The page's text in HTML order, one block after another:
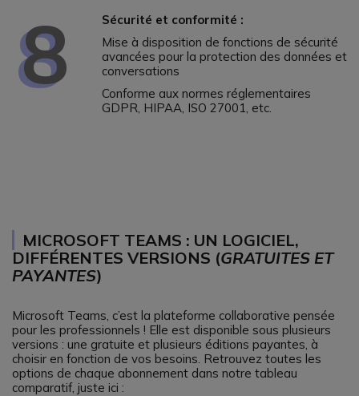
8
Sécurité et conformité :
Mise à disposition de fonctions de sécurité
avancées pour la protection des données et
conversations
Conforme aux normes réglementaires
GDPR, HIPAA, ISO 27001, etc.
MICROSOFT TEAMS : UN LOGICIEL,
DIFFÉRENTES VERSIONS (GRATUITES ET
PAYANTES)
Microsoft Teams, c’est la plateforme collaborative pensée
pour les professionnels ! Elle est disponible sous plusieurs
versions : une gratuite et plusieurs éditions payantes, à
choisir en fonction de vos besoins. Retrouvez toutes les
options de chaque abonnement dans notre tableau
comparatif, juste ici :